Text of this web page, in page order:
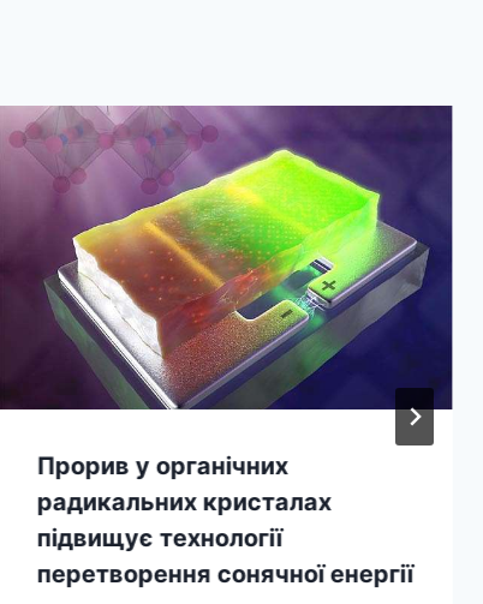
Прорив у органічних
радикальних кристалах
підвищує технології
перетворення сонячної енергії